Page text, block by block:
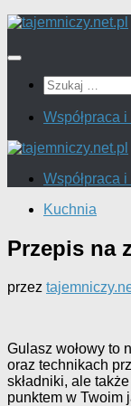
Przejdź
treści
Szukaj:
Współpraca
Współpraca
Kuchnia
Przepis na
przez
Gulasz wołowy to
oraz technikach
składniki, ale
punktem w Twoim